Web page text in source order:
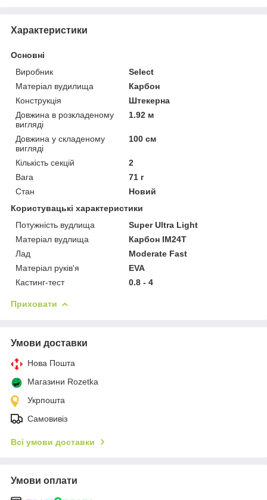
Характеристики
Основні
Виробник
Select
Матеріал вудилища
Карбон
Конструкція
Штекерна
Довжина в розкладеному
вигляді
1.92 м
Довжина у складеному
вигляді
100 см
Кількість секцій
2
Вага
71 г
Стан
Новий
Користувацькі характеристики
Потужність вудлища
Super Ultra Light
Матеріал вудлища
Карбон IM24T
Лад
Moderate Fast
Матеріал руків'я
EVA
Кастинг-тест
0.8 - 4
Приховати
Умови доставки
Нова Пошта
Магазини Rozetka
Укрпошта
Самовивіз
Всі умови доставки
Умови оплати